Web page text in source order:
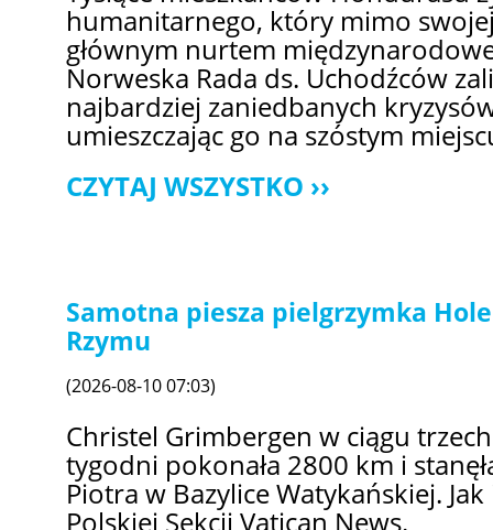
humanitarnego, który mimo
głównym nurtem
Norweska Rada ds. Uchodźców
najbardziej zaniedbanych
umieszczając go na szóstym
CZYTAJ WSZYSTKO
Samotna piesza pielgrzymka
Rzymu
(2026-08-10 07:03)
Christel Grimbergen w ciągu
tygodni pokonała 2800 km i
Piotra w Bazylice Watykańskiej.
Polskiej Sekcji Vatican News.